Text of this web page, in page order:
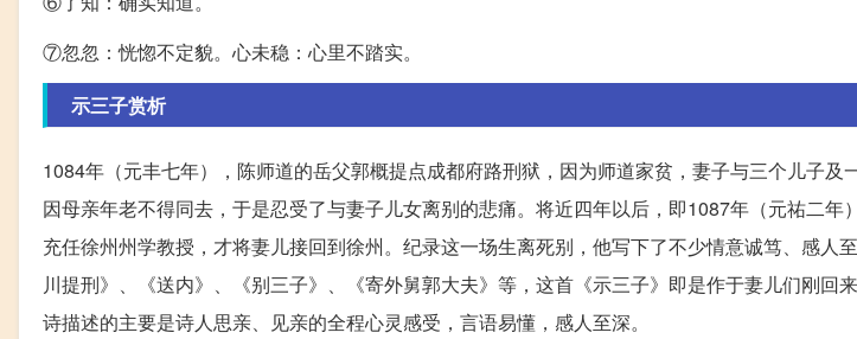
⑦忽忽：恍惚不定貌。心未稳：心里不踏实。
示三子赏析
1084年（元丰七年），陈师道的岳父郭概提点成都府路刑狱，因为师道家贫，妻子与三个儿子及
因母亲年老不得同去，于是忍受了与妻子儿女离别的悲痛。将近四年以后，即1087年（元祐二年
充任徐州州学教授，才将妻儿接回到徐州。纪录这一场生离死别，他写下了不少情意诚笃、感人
川提刑》、《送内》、《别三子》、《寄外舅郭大夫》等，这首《示三子》即是作于妻儿们刚回
诗描述的主要是诗人思亲、见亲的全程心灵感受，言语易懂，感人至深。